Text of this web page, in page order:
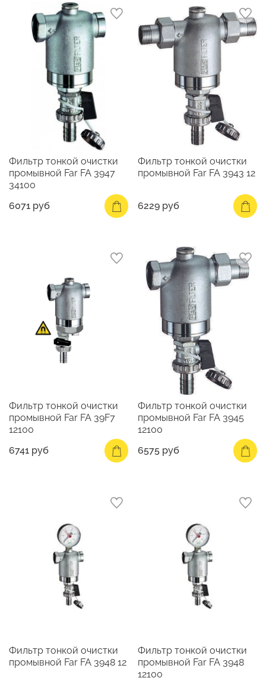
Фильтр тонкой очистки
промывной Far FA 3947
34100
6071 руб
Фильтр тонкой очистки
промывной Far FA 3943 12
6229 руб
Фильтр тонкой очистки
промывной Far FA 39F7
12100
6741 руб
Фильтр тонкой очистки
промывной Far FA 3945
12100
6575 руб
Фильтр тонкой очистки
промывной Far FA 3948 12
Фильтр тонкой очистки
промывной Far FA 3948
12100